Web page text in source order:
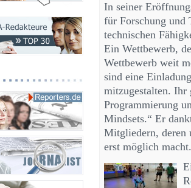
In seiner
für Forschung und
technischen
Ein Wettbewerb,
Wettbewerb weit
sind eine
mitzugestalten. Ihr
Programmierung
Mindsets.“ Er
Mitgliedern, deren
erst möglich macht.